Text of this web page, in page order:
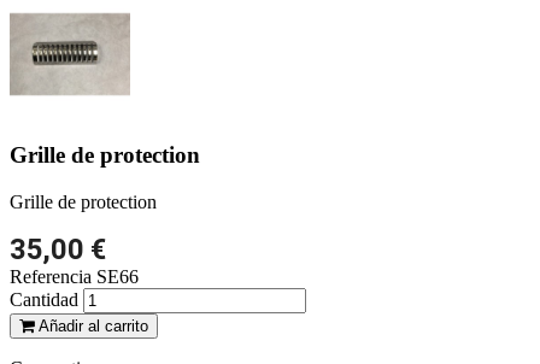
Grille de protection
Grille de protection
35,00 €
Referencia SE66
Cantidad
Añadir al carrito